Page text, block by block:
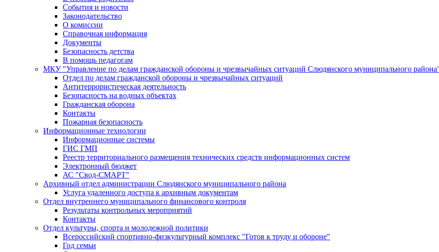
События и новости
Законодательство
О комиссии
Справочная информация
Документы
Безопасность детства
В помощь педагогам
МКУ "Управление по делам гражданской обороны и чрезвычайных ситуаций Слюдянского муниципального
Отдел по делам гражданской обороны и чрезвычайных ситуаций
Антитеррористическая деятельность
Безопасность на водных объектах
Гражданская оборона
Контакты
Пожарная безопасность
Информационные технологии
Информационные системы
ГИС ГМП
Реестр территориального размещения технических средств информационных систем
Электронный бюджет
АС "Свод-СМАРТ"
Архивный отдел администрации Слюдянского муниципального района
Услуга удаленного доступа к архивным документам
Отдел внутреннего муниципального финансового контроля
Результаты контрольных мероприятий
Контакты
Отдел культуры, спорта и молодежной политики
Всероссийский спортивно-физкультурный комплекс "Готов к труду и обороне"
Год семьи